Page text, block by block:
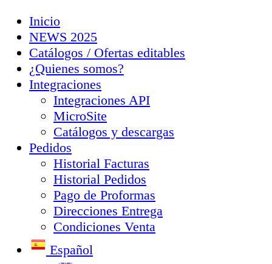
Inicio
NEWS 2025
Catálogos / Ofertas editables
¿Quienes somos?
Integraciones
Integraciones API
MicroSite
Catálogos y descargas
Pedidos
Historial Facturas
Historial Pedidos
Pago de Proformas
Direcciones Entrega
Condiciones Venta
Español